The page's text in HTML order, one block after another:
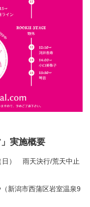
実施概要
日） 雨天決行/荒天中止
新潟市西蒲区岩室温泉9